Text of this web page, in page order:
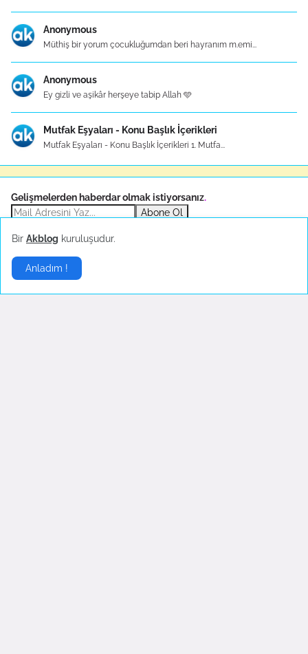
Anonymous
Müthiş bir yorum çocukluğumdan beri hayranım m.emi...
Anonymous
Ey gizli ve aşikâr herşeye tabip Allah 🩵
Mutfak Eşyaları - Konu Başlık İçerikleri
Mutfak Eşyaları - Konu Başlık İçerikleri 1. Mutfa...
Gelişmelerden haberdar olmak istiyorsanız.
Abone Ol
Sponsor
Bir Akblog kuruluşudur.
Anladım !